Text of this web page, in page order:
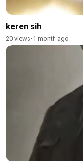
keren sih
20 views•1 month ago